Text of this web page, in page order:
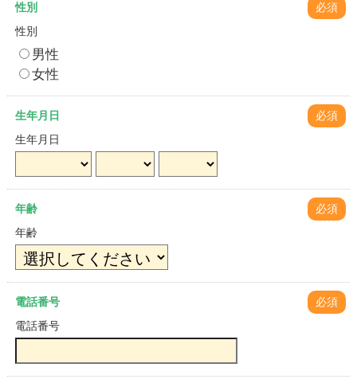
性別
必須
性別
男性
女性
生年月日
必須
生年月日
年齢
必須
年齢
電話番号
必須
電話番号